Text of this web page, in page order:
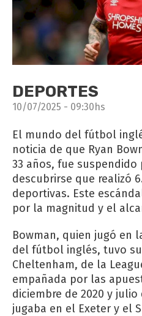
DEPORTES
10/07/2025 - 09:30hs
El mundo del fútbol
noticia de que Ryan
33 años, fue suspendido
descubrirse que realizó
deportivas. Este
por la magnitud y el
Bowman, quien jugó en
del fútbol inglés, tuvo
Cheltenham, de la
empañada por las
diciembre de 2020 y julio
jugaba en el Exeter y el